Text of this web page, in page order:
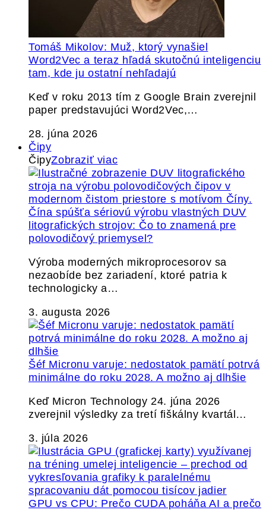
Tomáš Mikolov: Muž, ktorý vynašiel
Word2Vec a teraz hľadá skutočnú inteligenciu
tam, kde ju ostatní nehľadajú
Keď v roku 2013 tím z Google Brain zverejnil
paper predstavujúci Word2Vec,…
28. júna 2026
Čipy
ČipyZobraziť viac
Čína spúšťa sériovú výrobu vlastných DUV
litografických strojov: Čo to znamená pre
polovodičový priemysel?
Výroba moderných mikroprocesorov sa
nezaobíde bez zariadení, ktoré patria k
technologicky a…
3. augusta 2026
Šéf Micronu varuje: nedostatok pamätí potrvá
minimálne do roku 2028. A možno aj dlhšie
Keď Micron Technology 24. júna 2026
zverejnil výsledky za tretí fiškálny kvartál…
3. júla 2026
GPU vs CPU: Prečo CUDA poháňa AI a prečo